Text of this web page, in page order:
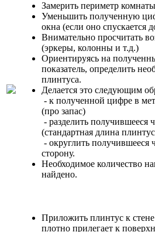
Замерить периметр
Уменьшить полученную
окна (если оно спускается
Внимательно просчитать
(эркеры, колонны и т.д.)
Ориентируясь на
показатель, определить
плинтуса.
Делается это следующим
- к полученной цифре в
(про запас)
- разделить получившееся
(стандартная длина
- округлить получившееся
сторону.
Необходимое количество
найдено.
Приложить плинтус к
плотно прилегает к